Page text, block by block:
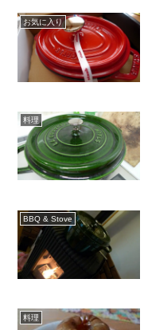
お気に入り
料理
BBQ & Stove
料理